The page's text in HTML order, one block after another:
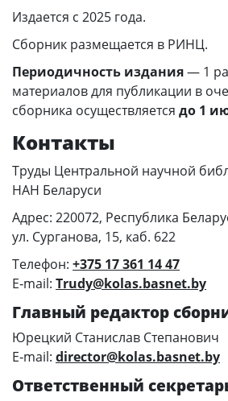
Издается с 2025 года.
Сборник размещается в РИНЦ.
Периодичность издания— 1
материалов для публикации в
сборника осуществляется до 1
Контакты
Труды Центральной научной
НАН Беларуси
Адрес: 220072, Республика
ул. Сурганова, 15, каб. 622
Телефон: +375 17 361 14 47
E‑mail: Trudy@kolas.basnet.by
Главный редактор
Юрецкий Станислав Степанович
E‑mail: director@kolas.basnet.by
Ответственный